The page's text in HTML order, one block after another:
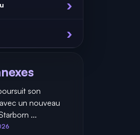
son
un nouveau
...